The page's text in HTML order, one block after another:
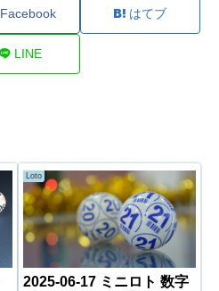
Facebook はてブ
LINE
Loto
2025-06-17 ミニロト 数字